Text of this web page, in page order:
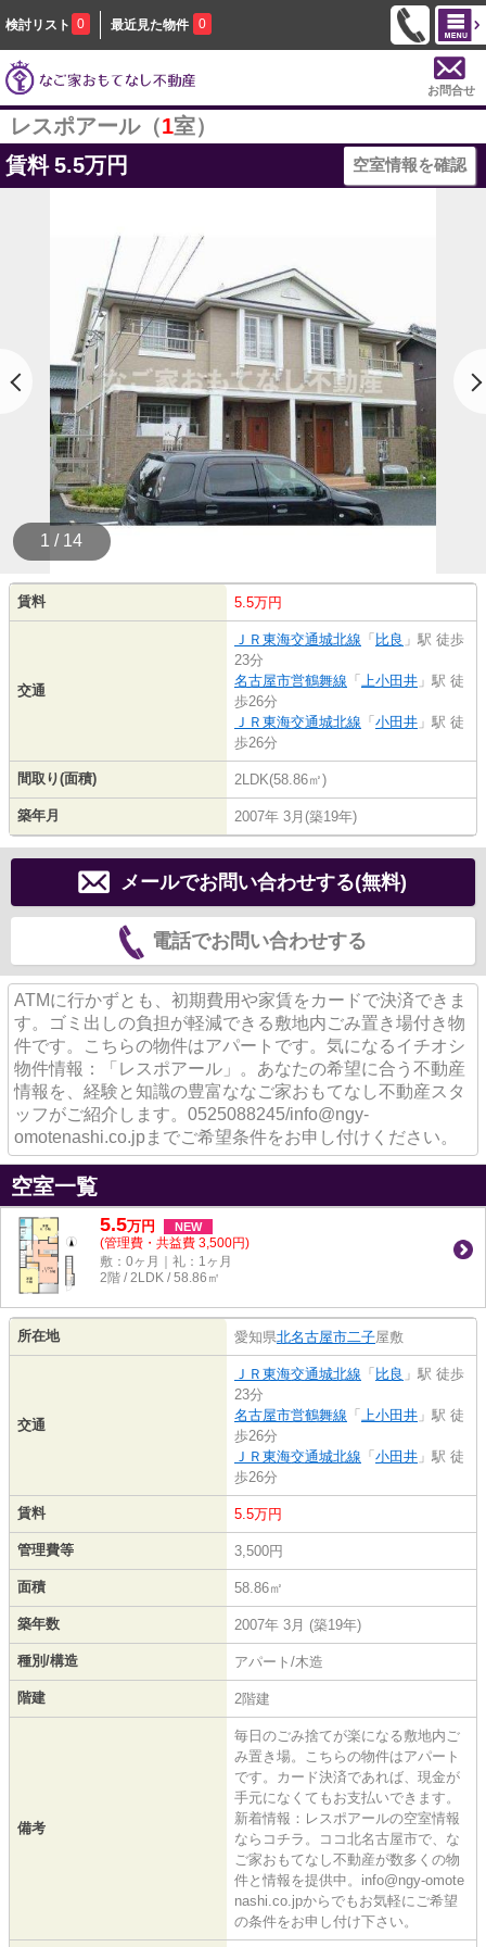
検討リスト 0 最近見た物件 0
お問合せ
レスポアール（1室）
賃料 5.5万円 空室情報を確認
1 / 14
賃料 5.5万円
交通
ＪＲ東海交通城北線 「 比良 」駅 徒歩
23分
名古屋市営鶴舞線 「 上小田井 」駅 徒
歩26分
ＪＲ東海交通城北線 「 小田井 」駅 徒
歩26分
間取り(面積) 2LDK(58.86㎡)
築年月 2007年 3月(築19年)
メールでお問い合わせする(無料)
電話でお問い合わせする
ATMに行かずとも、初期費用や家賃をカードで決済できま
す。ゴミ出しの負担が軽減できる敷地内ごみ置き場付き物
件です。こちらの物件はアパートです。気になるイチオシ
物件情報：「レスポアール」。あなたの希望に合う不動産
情報を、経験と知識の豊富ななご家おもてなし不動産スタ
ッフがご紹介します。0525088245/info@ngy-
omotenashi.co.jpまでご希望条件をお申し付けください。
空室一覧
5.5万円 NEW
(管理費・共益費 3,500円)
敷：0ヶ月｜礼：1ヶ月
2階 / 2LDK / 58.86㎡
所在地 愛知県北名古屋市二子屋敷
交通
ＪＲ東海交通城北線 「 比良 」駅 徒歩
23分
名古屋市営鶴舞線 「 上小田井 」駅 徒
歩26分
ＪＲ東海交通城北線 「 小田井 」駅 徒
歩26分
賃料 5.5万円
管理費等 3,500円
面積 58.86㎡
築年数 2007年 3月 (築19年)
種別/構造 アパート/木造
階建 2階建
備考
毎日のごみ捨てが楽になる敷地内ご
み置き場。こちらの物件はアパート
です。カード決済であれば、現金が
手元になくてもお支払いできます。
新着情報：レスポアールの空室情報
ならコチラ。ココ北名古屋市で、な
ご家おもてなし不動産が数多くの物
件と情報を提供中。info@ngy-omote
nashi.co.jpからでもお気軽にご希望
の条件をお申し付け下さい。